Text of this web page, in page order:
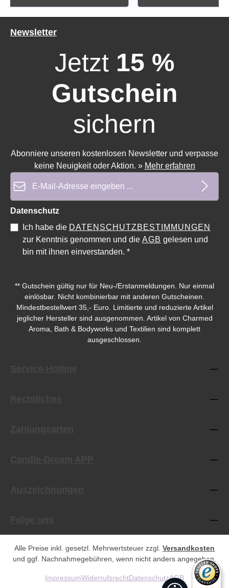
Durchschnittliche Bewertung von 0 von 5 Sternen
Newsletter
Jetzt 15 %
Gutschein
sichern
Abonniere unseren kostenlosen Newsletter und verpasse
keine Neuigkeit oder Aktion. » Mehr erfahren
Datenschutz
Ich habe die DATENSCHUTZBESTIMMUNGEN
zur Kenntnis genommen und die AGB gelesen und
bin mit ihnen einverstanden. *
** Gutschein gültig nur für Neu-/Erstanmeldungen. Nur einmal
einlösbar. Nicht kombinierbar mit anderen Gutscheinen.
Mindestbestellwert 35,- Euro. Limitierte und reduzierte Artikel
jeglicher Hersteller sind ausgenommen. Artikel von Charmed
Aroma, Bath & Bodyworks und Textilien sind komplett
ausgeschlossen.
Alle Preise inkl. gesetzl. Mehrwertsteuer zzgl. Versandkosten
und ggf. Nachnahmegebühren, wenn nicht anders angegeben.
ImpressumWiderrufsrechtDatenschutzAGB